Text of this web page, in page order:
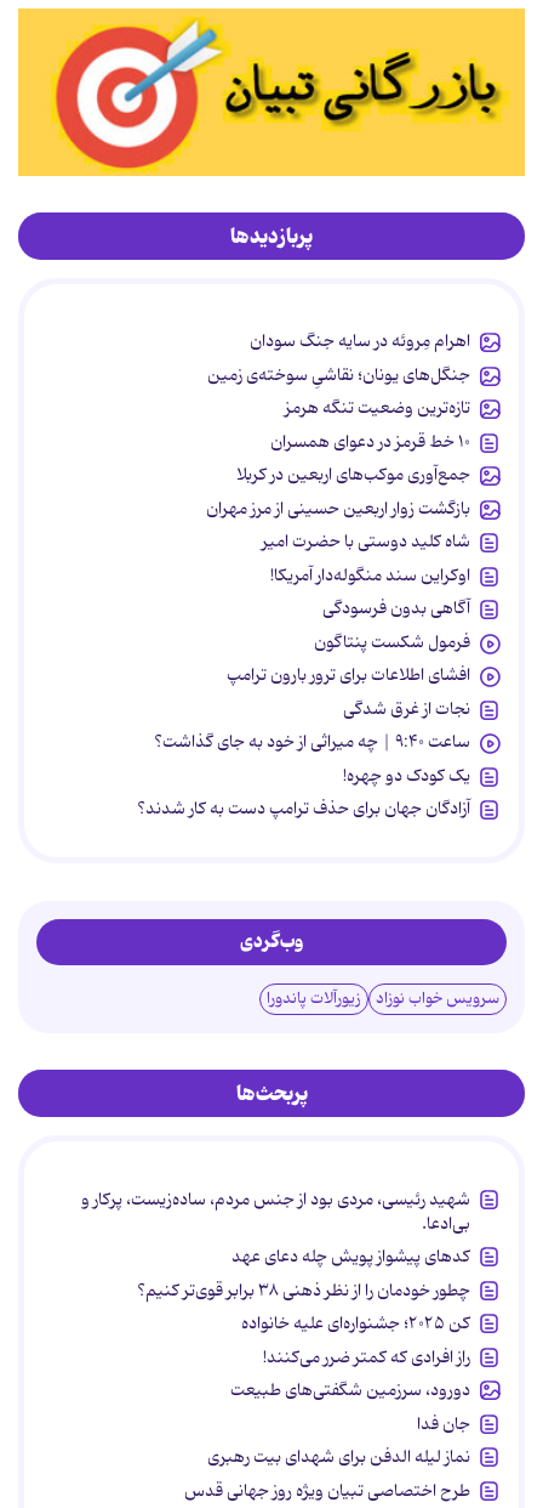
پربازدیدها
اهرام مِروئه در سایه جنگ سودان
جنگل‌های یونان؛ نقاشیِ سوخته‌ی زمین
تازه‌ترین وضعیت تنگه هرمز
۱۰ خط قرمز در دعوای همسران
جمع‌آوری موکب‌های اربعین در کربلا
بازگشت زوار اربعین حسینی از مرز مهران
شاه کلید دوستی با حضرت امیر
اوکراین سند منگوله‌دار آمریکا!
آگاهی بدون فرسودگی
فرمول شکست پنتاگون
افشای اطلاعات برای ترور بارون ترامپ
نجات از غرق شدگی
ساعت ۹:۴۰ | چه میراثی از خود به جای گذاشت؟
یک کودک دو چهره!
آزادگان جهان برای حذف ترامپ دست به کار شدند؟
وب‌گردی
سرویس خواب نوزاد زیورآلات پاندورا
پربحث‌ها
شهید رئیسی، مردی بود از جنس مردم، ساده‌زیست، پرکار و
بی‌ادعا.
کدهای پیشواز پویش چله دعای عهد
چطور خودمان را از نظر ذهنی ۳۸ برابر قوی‌تر کنیم؟
کن ۲۰۲۵؛ جشنواره‌ای علیه خانواده
راز افرادی که کمتر ضرر می‌کنند!
دورود، سرزمین شگفتی‌های طبیعت
جان فدا
نماز لیله الدفن برای شهدای بیت رهبری
طرح اختصاصی تبیان ویژه روز جهانی قدس